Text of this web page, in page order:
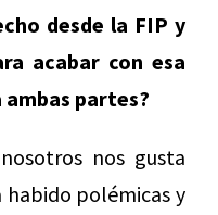
desde la FIP y
acabar con esa
partes?
nos gusta
habido polémicas y